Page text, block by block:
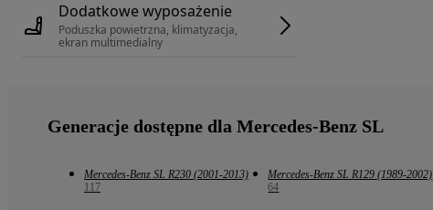
Dodatkowe wyposażenie
Poduszka powietrzna, klimatyzacja,
ekran multimedialny
Generacje dostępne dla Mercedes-Benz SL
Mercedes-Benz SL R230 (2001-2013)
117
Mercedes-Benz SL R129 (1989-2002)
64